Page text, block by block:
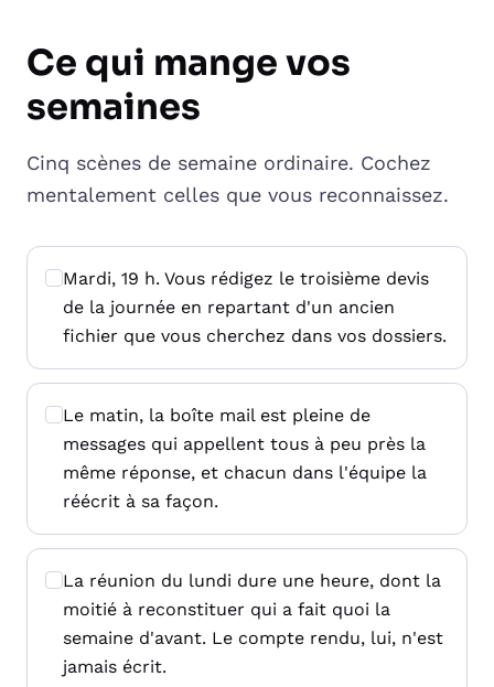
Ce qui mange vos
semaines
Cinq scènes de semaine ordinaire. Cochez
mentalement celles que vous reconnaissez.
Mardi, 19 h. Vous rédigez le troisième devis
de la journée en repartant d'un ancien
fichier que vous cherchez dans vos dossiers.
Le matin, la boîte mail est pleine de
messages qui appellent tous à peu près la
même réponse, et chacun dans l'équipe la
réécrit à sa façon.
La réunion du lundi dure une heure, dont la
moitié à reconstituer qui a fait quoi la
semaine d'avant. Le compte rendu, lui, n'est
jamais écrit.